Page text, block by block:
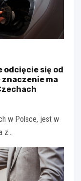
odcięcie się od
znaczenie ma
w Polsce, jest w
z…